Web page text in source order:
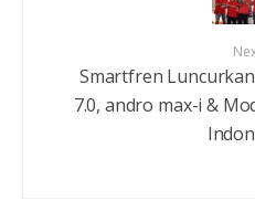
Smartfren
7.0, andro max-i &